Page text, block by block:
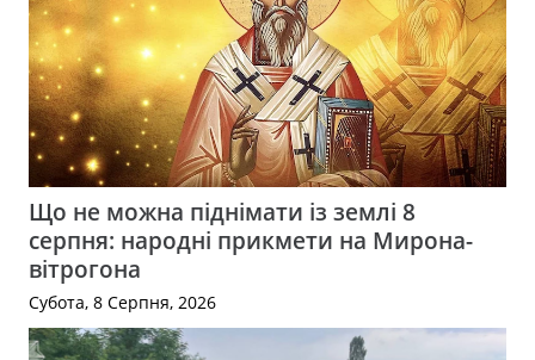
Що не можна піднімати із землі 8
серпня: народні прикмети на Мирона-
вітрогона
Субота, 8 Серпня, 2026